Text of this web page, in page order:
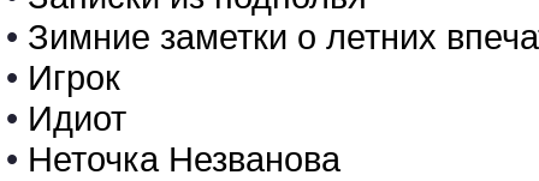
• Зимние заметки о летних
• Игрок
• Идиот
• Неточка Незванова